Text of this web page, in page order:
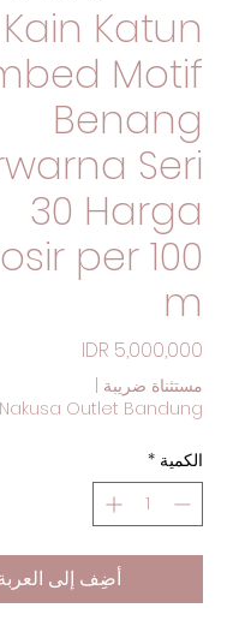
Kain Katun
Motif
Benang
Seri
30 Harga
per 100
m
مستثناة ضريبة
Nakusa Outlet Bandung
الكمية *
أضِف إلى